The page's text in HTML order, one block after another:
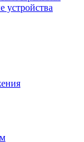
устройства